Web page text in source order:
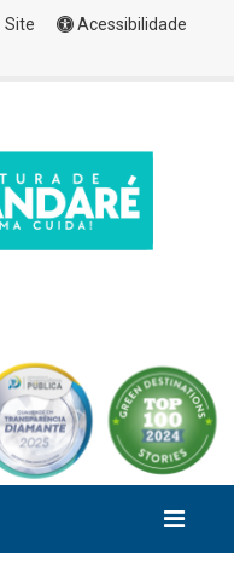
Site
Acessibilidade